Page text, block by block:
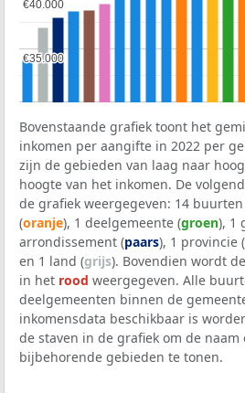
€35.000
€35.000
€40.000
€40.000
Bovenstaande grafiek toont het
inkomen per aangifte in 2022 per
zijn de gebieden van laag naar
hoogte van het inkomen. De
de grafiek weergegeven: 14 buurten
(oranje), 1 deelgemeente (groen), 1
arrondissement (paars), 1 provincie (
en 1 land (grijs). Bovendien wordt
in het rood weergegeven. Alle
deelgemeenten binnen de
inkomensdata beschikbaar is
de staven in de grafiek om de naam
bijbehorende gebieden te tonen.